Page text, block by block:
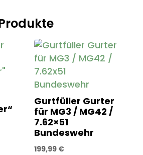
Gurtfüller Gurter
für MG3 / MG42 /
7.62×51
Bundeswehr
199,99 €